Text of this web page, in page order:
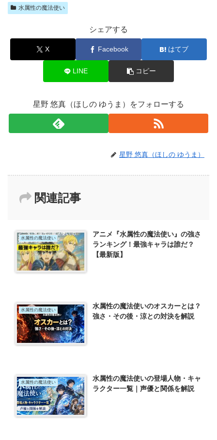
水属性の魔法使い
シェアする
X Facebook はてブ
LINE コピー
星野 悠真（ほしの ゆうま）をフォローする
星野 悠真（ほしの ゆうま）
関連記事
水属性の魔法使い
アニメ『水属性の魔法使い』の強さ
ランキング！最強キャラは誰だ？
【最新版】
水属性の魔法使い
水属性の魔法使いのオスカーとは？
強さ・その後・涼との対決を解説
水属性の魔法使い
水属性の魔法使いの登場人物・キャ
ラクター一覧｜声優と関係を解説